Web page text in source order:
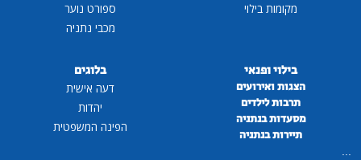
מקומות בילוי
ספורט נוער
מכבי נתניה
בילוי ופנאי
הצגות ואירועים
תרבות לילדים
מסעדות בנתניה
תיירות בנתניה
...
בלוגים
דעה אישית
יהדות
הפינה המשפטית